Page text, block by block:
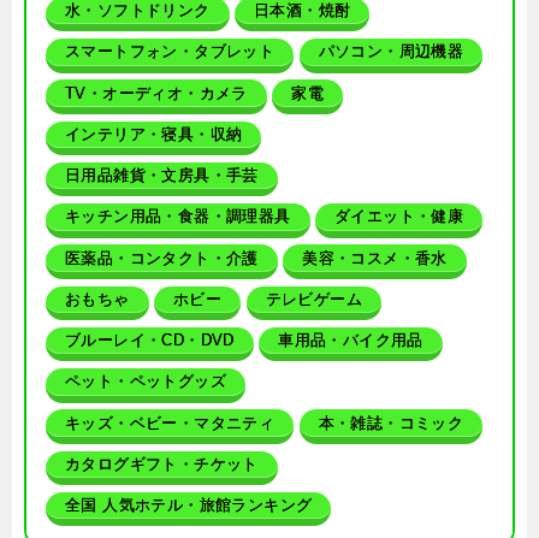
水・ソフトドリンク 日本酒・焼酎
スマートフォン・タブレット パソコン・周辺機器
TV・オーディオ・カメラ 家電
インテリア・寝具・収納
日用品雑貨・文房具・手芸
キッチン用品・食器・調理器具 ダイエット・健康
医薬品・コンタクト・介護 美容・コスメ・香水
おもちゃ ホビー テレビゲーム
ブルーレイ・CD・DVD 車用品・バイク用品
ペット・ペットグッズ
キッズ・ベビー・マタニティ 本・雑誌・コミック
カタログギフト・チケット
全国 人気ホテル・旅館ランキング